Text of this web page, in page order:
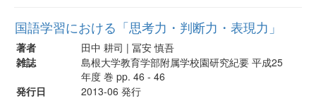
国語学習における「思考力・判断力・表現力」
著者
田中 耕司 | 冨安 慎吾
雑誌
島根大学教育学部附属学校園研究紀要 平成25
年度 巻 pp. 46 - 46
発行日
2013-06 発行